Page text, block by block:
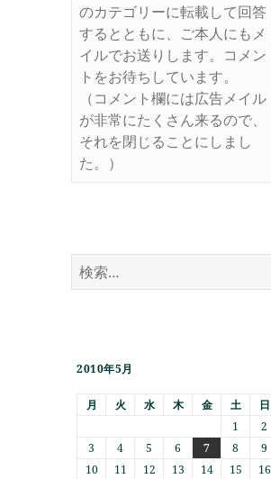
のカテゴリーに転載して回答
するとともに、ご本人にもメ
イルでお送りします。コメン
トをお待ちしています。
（コメント欄には広告メイル
が非常にたくさん来るので、
それを閉じることにしまし
た。）
検
索:
2010年5月
月 火 水 木 金 土
日
1
2
3
4 5 6 7 8
9
10
11 12 13 14 15
16